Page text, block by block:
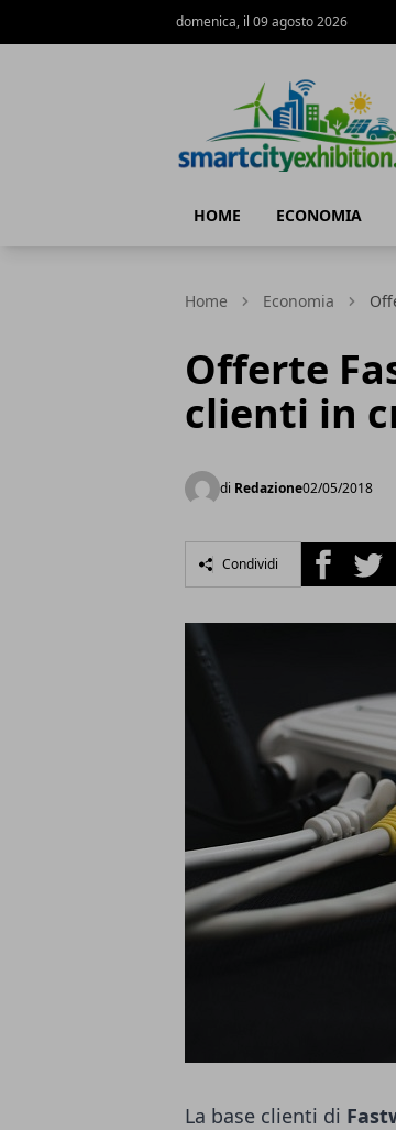
domenica, il 09 agosto 2026
HOME ECONOMIA
Home Economia
Offerte
clienti in
di Redazione02/05/2018
Condividi Facebook
La base clienti di